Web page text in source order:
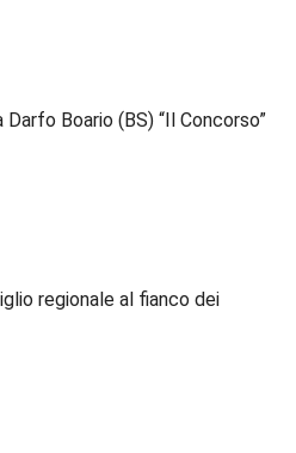
Boario (BS) “Il Concorso”
regionale al fianco dei